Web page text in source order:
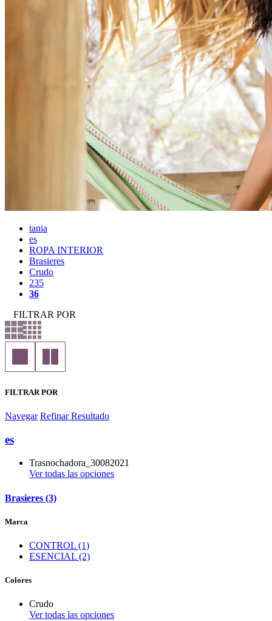
tania
es
ROPA INTERIOR
Brasieres
Crudo
235
36
FILTRAR POR
FILTRAR POR
Navegar Refinar Resultado
es
Trasnochadora_30082021
Ver todas las opciones
Brasieres (3)
Marca
CONTROL (1)
ESENCIAL (2)
Colores
Crudo
Ver todas las opciones